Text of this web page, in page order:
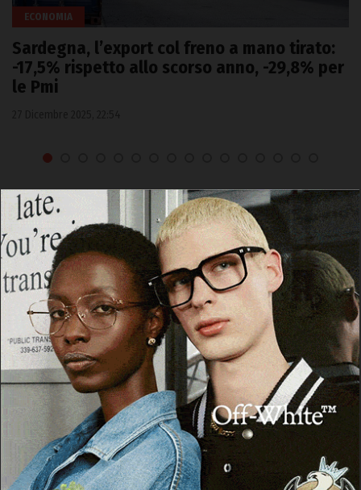
ECONOMIA
Sardegna, l’export col freno a mano tirato:
-17,5% rispetto allo scorso anno, -29,8% per
le Pmi
Cerca
Cerca
Facebook
Threads
Instagram
X YouTube